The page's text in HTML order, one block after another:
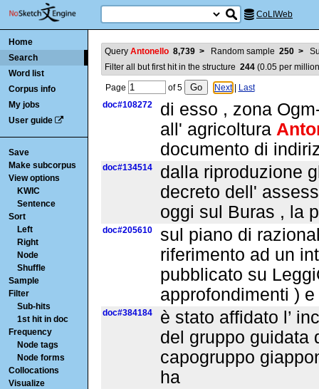
CoLIWeb
Home
Search
Word list
Corpus info
My jobs
User guide
Save
Make subcorpus
View options
KWIC
Sentence
Sort
Left
Right
Node
Shuffle
Sample
Filter
Sub-hits
1st hit in doc
Frequency
Node tags
Node forms
Collocations
Visualize
Query Antonello 8,739 > Random sample 250 >
Filter all but first hit in the structure 244(0.05per
Page of5 Next|
Last
doc#108272
di esso , zona
all' agricoltura
documento di
doc#134514
dalla riproduzione
decreto dell'
oggi sul Buras , la
doc#205610
sul piano di
riferimento ad un
pubblicato su
approfondimenti )
doc#384184
è stato affidato l’
del gruppo guidata
capogruppo
ha